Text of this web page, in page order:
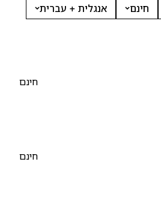
חינם
אנגלית + עברית
חינם
חינם